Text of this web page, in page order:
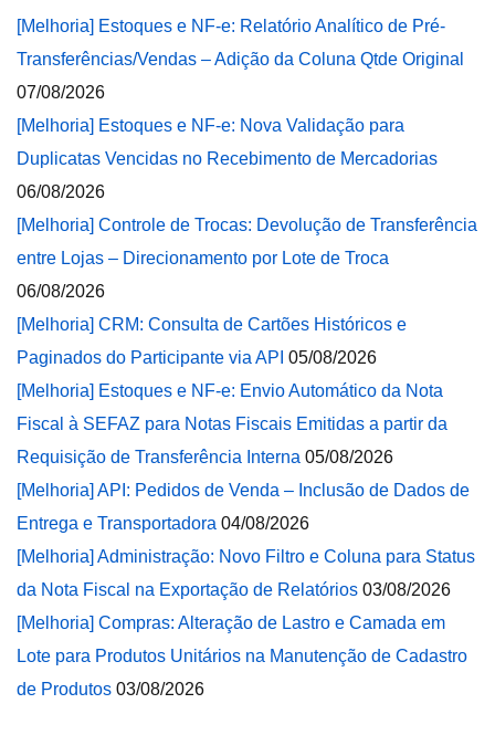
[Melhoria] Estoques e NF-e: Relatório Analítico de Pré-
Transferências/Vendas – Adição da Coluna Qtde Original
07/08/2026
[Melhoria] Estoques e NF-e: Nova Validação para
Duplicatas Vencidas no Recebimento de Mercadorias
06/08/2026
[Melhoria] Controle de Trocas: Devolução de Transferência
entre Lojas – Direcionamento por Lote de Troca
06/08/2026
[Melhoria] CRM: Consulta de Cartões Históricos e
Paginados do Participante via API 05/08/2026
[Melhoria] Estoques e NF-e: Envio Automático da Nota
Fiscal à SEFAZ para Notas Fiscais Emitidas a partir da
Requisição de Transferência Interna 05/08/2026
[Melhoria] API: Pedidos de Venda – Inclusão de Dados de
Entrega e Transportadora 04/08/2026
[Melhoria] Administração: Novo Filtro e Coluna para Status
da Nota Fiscal na Exportação de Relatórios 03/08/2026
[Melhoria] Compras: Alteração de Lastro e Camada em
Lote para Produtos Unitários na Manutenção de Cadastro
de Produtos 03/08/2026